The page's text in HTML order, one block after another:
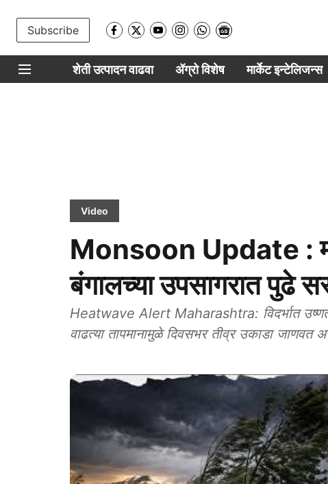
Subscribe
शेती उत्पादन वाढवा ॲग्रो विशेष मार्केट इन्टेलिजन्स
Video
Monsoon Update :
बंगालच्या उपसागरात पुढे
Heatwave Alert Maharashtra: विदर्भात
वाढत्या तापमानामुळे दिवसभर तीव्र उकाडा